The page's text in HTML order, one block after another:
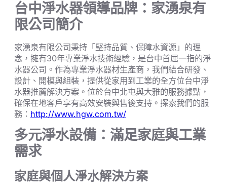
台中淨水器領導品牌：家湧泉有
限公司簡介
家湧泉有限公司秉持「堅持品質、保障水資源」的理
念，擁有30年專業淨水技術經驗，是台中首屈一指的淨
水器公司。作為專業淨水器材生產商，我們結合研發、
設計、開模與組裝，提供從家用到工業的全方位台中淨
水器推薦解決方案。位於台中北屯與大雅的服務據點，
確保在地客戶享有高效安裝與售後支持。探索我們的服
務： http://www.hgw.com.tw/
多元淨水設備：滿足家庭與工業
需求
家庭與個人淨水解決方案